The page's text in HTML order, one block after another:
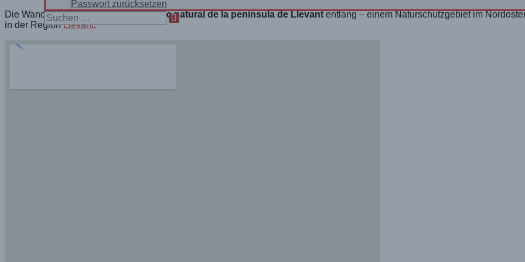
Passwort zurücksetzen
Search
for:
Die Wanderung führt am NaturparkParc natural de la península de Llevantentlang – einem Naturschutzgebiet im
in der RegionLlevant.